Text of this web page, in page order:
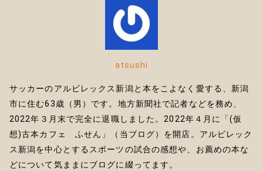
atsushi
サッカーのアルビレックス新潟と本をこよなく愛する、新潟
市に住む63歳（男）です。地方新聞社で記者などを務め、
2022年３月末で完全に退職しました。2022年４月に「(仮
想)古本カフェ ふせん」（当ブログ）を開店。アルビレック
ス新潟を中心とするスポーツの試合の感想や、お薦めの本な
どについて気ままにブログに綴ってます。